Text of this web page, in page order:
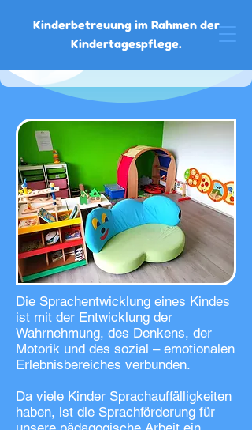
Kinderbetreuung im Rahmen der
Kindertagespflege.
Kinderbetreuung im Rahmen der
Kindertagespflege.
Die Sprachentwicklung eines Kindes
ist mit der Entwicklung der
Wahrnehmung, des Denkens, der
Motorik und des sozial – emotionalen
Erlebnisbereiches verbunden.
Da viele Kinder Sprachauffälligkeiten
haben, ist die Sprachförderung für